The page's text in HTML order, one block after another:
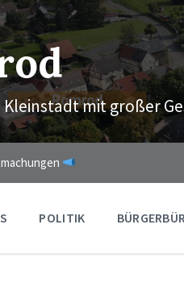
mit großer
POLITIK